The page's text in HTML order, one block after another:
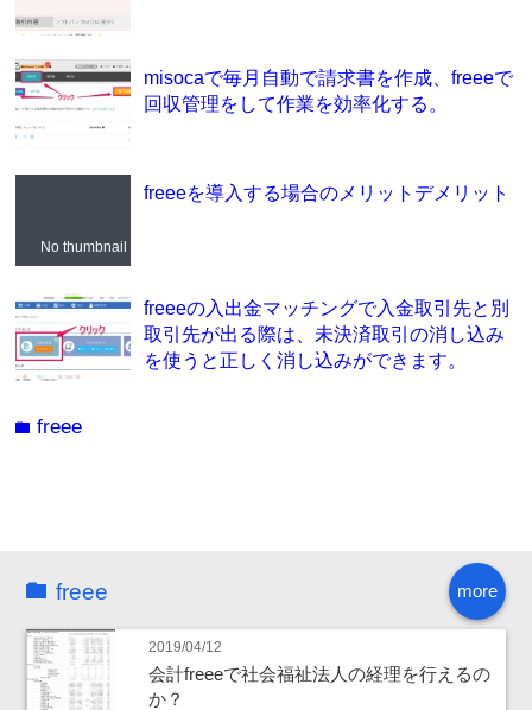
misocaで毎月自動で請求書を作成、freeeで
回収管理をして作業を効率化する。
No thumbnail
freeeを導入する場合のメリットデメリット
freeeの入出金マッチングで入金取引先と別
取引先が出る際は、未決済取引の消し込み
を使うと正しく消し込みができます。
folderfreee
more
freee
2019/04/12
会計freeeで社会福祉法人の経理を行えるの
か？